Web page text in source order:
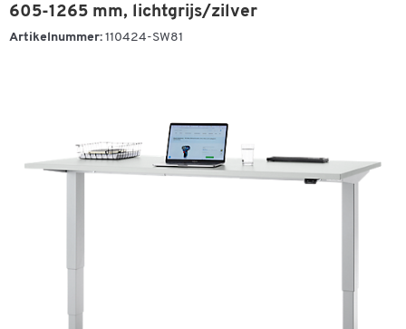
605-1265 mm, lichtgrijs/zilver
Artikelnummer: 110424-SW81